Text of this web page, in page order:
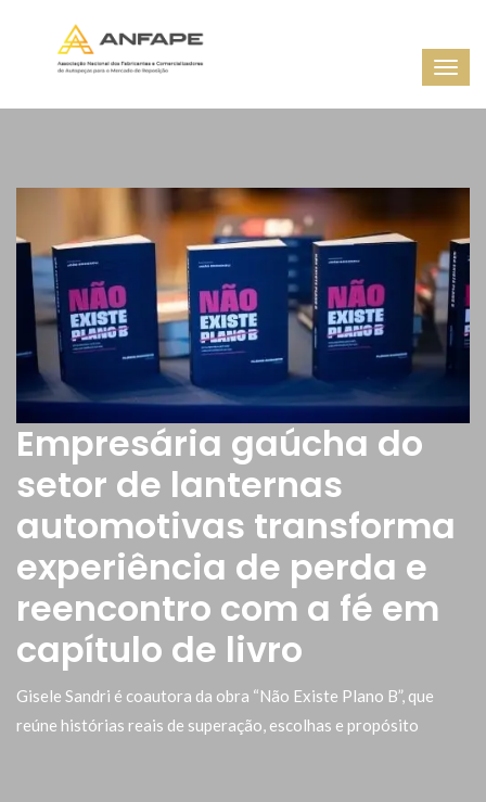
Empresária gaúcha do
setor de lanternas
automotivas transforma
experiência de perda e
reencontro com a fé em
capítulo de livro
Gisele Sandri é coautora da obra “Não Existe Plano B”, que
reúne histórias reais de superação, escolhas e propósito